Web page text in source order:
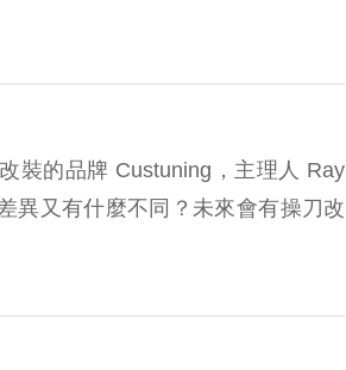
裝的品牌 Custuning，主理人 Ray
異又有什麼不同？未來會有操刀改